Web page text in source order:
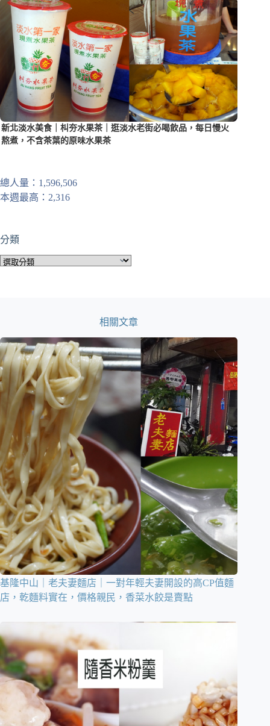
新北淡水美食｜朻夯水果茶｜逛淡水老街必喝飲品，每日慢火
熬煮，不含茶葉的原味水果茶
總人量：1,596,506
本週最高：2,316
分類
分
相關文章
基隆中山｜老夫妻麵店｜一對年輕夫妻開設的高CP值麵
店，乾麵料實在，價格親民，香菜水餃是賣點